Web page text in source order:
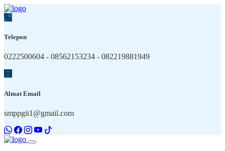
Telepon
0222500604 - 08562153234 - 082219881949
Almat Email
smppgii1@gmail.com